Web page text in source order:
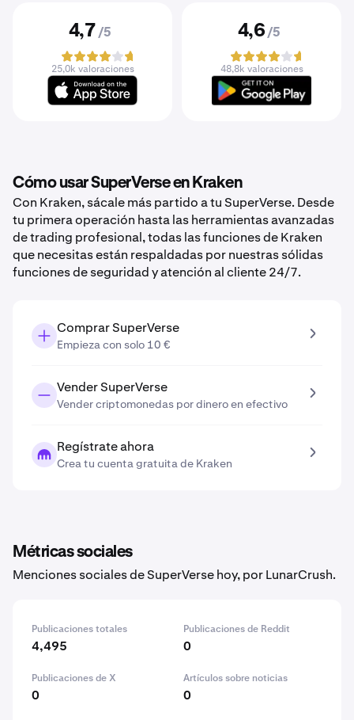
4,7 /5
25,0k valoraciones
4,6 /5
48,8k valoraciones
Cómo usar SuperVerse en Kraken
Con Kraken, sácale más partido a tu SuperVerse. Desde
tu primera operación hasta las herramientas avanzadas
de trading profesional, todas las funciones de Kraken
que necesitas están respaldadas por nuestras sólidas
funciones de seguridad y atención al cliente 24/7.
Comprar SuperVerse
Empieza con solo 10 €
Vender SuperVerse
Vender criptomonedas por dinero en efectivo
Regístrate ahora
Crea tu cuenta gratuita de Kraken
Métricas sociales
Menciones sociales de SuperVerse hoy, por LunarCrush.
Publicaciones totales
4,495
Publicaciones de Reddit
0
Publicaciones de X
0
Artículos sobre noticias
0